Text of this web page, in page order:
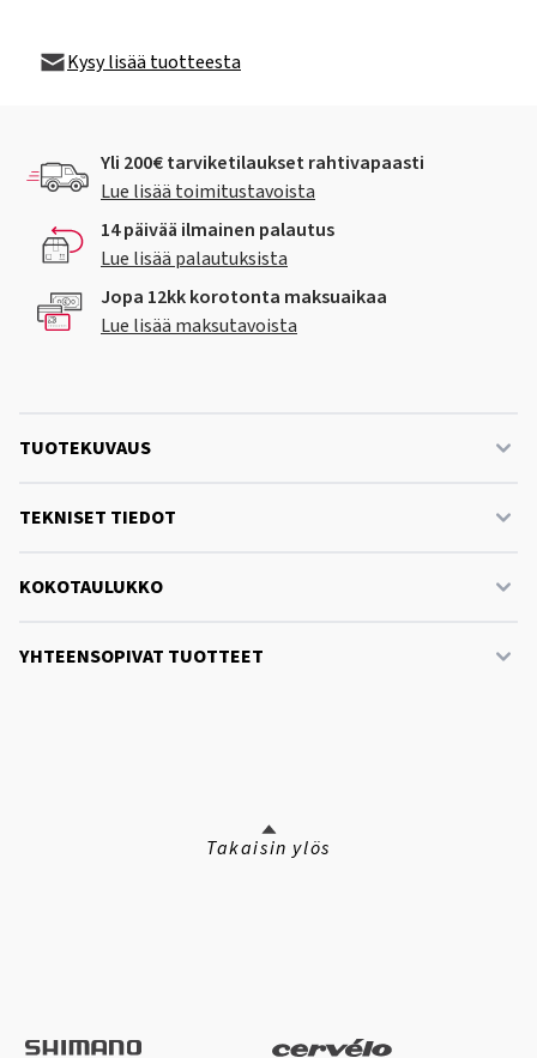
Kysy lisää tuotteesta
Yli 200€ tarviketilaukset rahtivapaasti
Lue lisää toimitustavoista
14 päivää ilmainen palautus
Lue lisää palautuksista
Jopa 12kk korotonta maksuaikaa
Lue lisää maksutavoista
TUOTEKUVAUS
TEKNISET TIEDOT
KOKOTAULUKKO
YHTEENSOPIVAT TUOTTEET
Takaisin ylös